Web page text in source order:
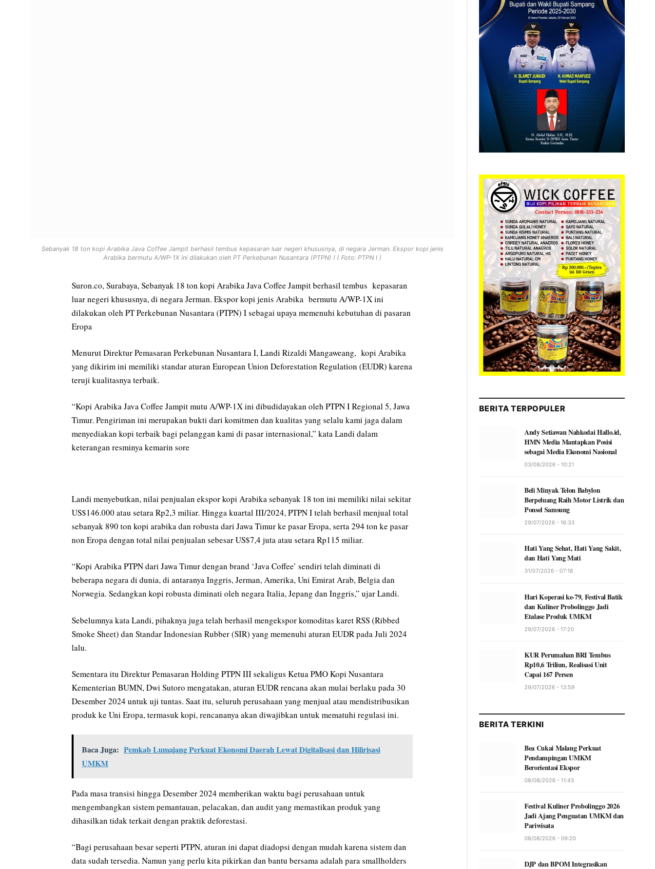
Sebanyak 18 ton kopi Arabika Java Coffee Jampit berhasil tembus kepasaran luar negeri khususnya, di negara Jerman. Ekspor kopi jenis
Arabika bermutu A/WP-1X ini dilakukan oleh PT Perkebunan Nusantara (PTPN) I ( Foto: PTPN I )
Suron.co, Surabaya, Sebanyak 18 ton kopi Arabika Java Coffee Jampit berhasil tembus kepasaran
luar negeri khususnya, di negara Jerman. Ekspor kopi jenis Arabika bermutu A/WP-1X ini
dilakukan oleh PT Perkebunan Nusantara (PTPN) I sebagai upaya memenuhi kebutuhan di pasaran
Eropa
Menurut Direktur Pemasaran Perkebunan Nusantara I, Landi Rizaldi Mangaweang, kopi Arabika
yang dikirim ini memiliki standar aturan European Union Deforestation Regulation (EUDR) karena
teruji kualitasnya terbaik.
“Kopi Arabika Java Coffee Jampit mutu A/WP-1X ini dibudidayakan oleh PTPN I Regional 5, Jawa
Timur. Pengiriman ini merupakan bukti dari komitmen dan kualitas yang selalu kami jaga dalam
menyediakan kopi terbaik bagi pelanggan kami di pasar internasional,” kata Landi dalam
keterangan resminya kemarin sore
Landi menyebutkan, nilai penjualan ekspor kopi Arabika sebanyak 18 ton ini memiliki nilai sekitar
US$146.000 atau setara Rp2,3 miliar. Hingga kuartal III/2024, PTPN I telah berhasil menjual total
sebanyak 890 ton kopi arabika dan robusta dari Jawa Timur ke pasar Eropa, serta 294 ton ke pasar
non Eropa dengan total nilai penjualan sebesar US$7,4 juta atau setara Rp115 miliar.
“Kopi Arabika PTPN dari Jawa Timur dengan brand ‘Java Coffee’ sendiri telah diminati di
beberapa negara di dunia, di antaranya Inggris, Jerman, Amerika, Uni Emirat Arab, Belgia dan
Norwegia. Sedangkan kopi robusta diminati oleh negara Italia, Jepang dan Inggris,” ujar Landi.
Sebelumnya kata Landi, pihaknya juga telah berhasil mengekspor komoditas karet RSS (Ribbed
Smoke Sheet) dan Standar Indonesian Rubber (SIR) yang memenuhi aturan EUDR pada Juli 2024
lalu.
Sementara itu Direktur Pemasaran Holding PTPN III sekaligus Ketua PMO Kopi Nusantara
Kementerian BUMN, Dwi Sutoro mengatakan, aturan EUDR rencana akan mulai berlaku pada 30
Desember 2024 untuk uji tuntas. Saat itu, seluruh perusahaan yang menjual atau mendistribusikan
produk ke Uni Eropa, termasuk kopi, rencananya akan diwajibkan untuk mematuhi regulasi ini.
Baca Juga: Pemkab Lumajang Perkuat Ekonomi Daerah Lewat Digitalisasi dan Hilirisasi
UMKM
Pada masa transisi hingga Desember 2024 memberikan waktu bagi perusahaan untuk
mengembangkan sistem pemantauan, pelacakan, dan audit yang memastikan produk yang
dihasilkan tidak terkait dengan praktik deforestasi.
“Bagi perusahaan besar seperti PTPN, aturan ini dapat diadopsi dengan mudah karena sistem dan
data sudah tersedia. Namun yang perlu kita pikirkan dan bantu bersama adalah para smallholders
BERITA TERPOPULER
Andy Setiawan Nahkodai Hallo.id,
HMN Media Mantapkan Posisi
sebagai Media Ekonomi Nasional
03/08/2026 - 10:21
Beli Minyak Telon Babylon
Berpeluang Raih Motor Listrik dan
Ponsel Samsung
29/07/2026 - 16:33
Hati Yang Sehat, Hati Yang Sakit,
dan Hati Yang Mati
31/07/2026 - 07:18
Hari Koperasi ke-79, Festival Batik
dan Kuliner Probolinggo Jadi
Etalase Produk UMKM
29/07/2026 - 17:20
KUR Perumahan BRI Tembus
Rp10,6 Triliun, Realisasi Unit
Capai 167 Persen
29/07/2026 - 13:59
BERITA TERKINI
Bea Cukai Malang Perkuat
Pendampingan UMKM
Berorientasi Ekspor
08/08/2026 - 11:43
Festival Kuliner Probolinggo 2026
Jadi Ajang Penguatan UMKM dan
Pariwisata
08/08/2026 - 09:20
DJP dan BPOM Integrasikan